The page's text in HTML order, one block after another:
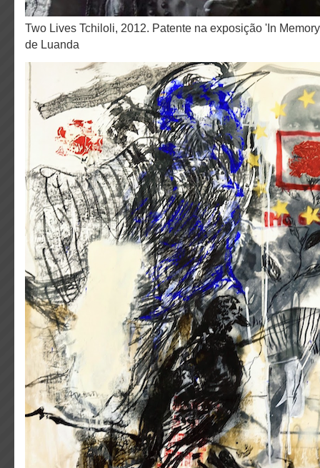
Two Lives Tchiloli, 2012. Patente na exposição 'In Memory We Trust', núcleo
de Luanda